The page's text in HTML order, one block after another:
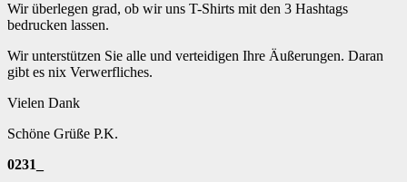
Wir überlegen grad, ob wir uns T-Shirts mit den 3 Hashtags
bedrucken lassen.
Wir unterstützen Sie alle und verteidigen Ihre Äußerungen. Daran
gibt es nix Verwerfliches.
Vielen Dank
Schöne Grüße P.K.
0231_